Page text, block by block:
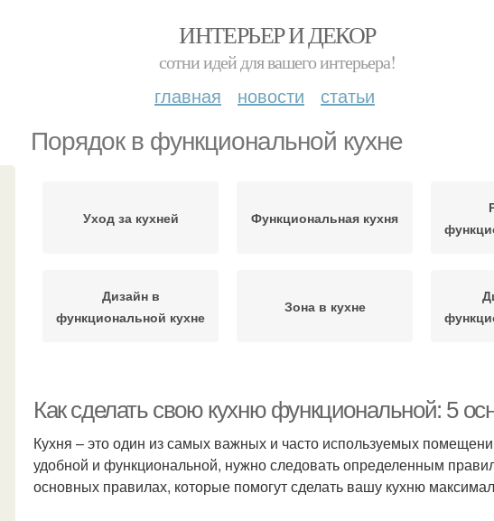
ИНТЕРЬЕР И ДЕКОР
сотни идей для вашего интерьера!
главная новости статьи
Порядок в функциональной кухне
Уход за кухней Функциональная кухня
Дизайн в
функциональной кухне
Зона в кухне
Как сделать свою кухню функциональной: 5
Кухня – это один из самых важных и часто используемых
удобной и функциональной, нужно следовать определенным
основных правилах, которые помогут сделать вашу кухню